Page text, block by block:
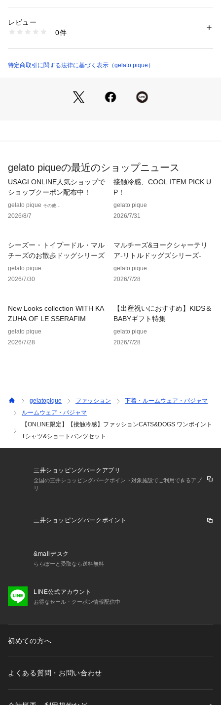
おしゃれな雑誌の表紙を飾る猫や犬たちをイメージした、可愛
くてユーモア溢れるファッションCATS&DOGSシリーズ。ひん
ラスを掛けたり、ネックレスでドレスアップしたり、ちょっぴ
ケットが付いた機能的な1枚です。犬柄と猫柄で分かれている
デザインなので、お好みでチョイスしていただけます。ギフト
画像のカラーが異なる場合もございます。予めご了承くださ
い。
商品の色味は、商品単品画像をご参照下さい。
ある場合がございますので、予めご了承ください。
【パンツ】ウエスト:68cm,股上:107cm,股下:32.1/38.6cm,わ
たり幅:9.5cm,裾幅:34cm,スリット丈:35cm,c:
ェア・パジャマ
ウレタン7%/裏地:ポリエステル65%、レーヨン35%
PWCT262362 （ショップ）
レビュー
0件
特定商取引に関する法律に基づく表示（gelato pique）
gelato piqueの最近のショップニュース
USAGI ONLINE人気ショップで
ショップクーポン配布中！
gelato pique その他...
2026/8/7
接触冷感、COOL ITEM PICK U
P！
gelato pique
2026/7/31
シーズー・トイプードル・マル
チーズのお散歩ドッグシリーズ
gelato pique
2026/7/30
マルチーズ&ヨークシャーテリ
ア-リトルドッグズシリーズ-
gelato pique
2026/7/28
New Looks collection WITH KA
ZUHA OF LE SSERAFIM
gelato pique
2026/7/28
【出産祝いにおすすめ】KIDS＆
BABYギフト特集
gelato pique
2026/7/28
gelatopique ファッション
下着・ルームウェア・パジャマ
ルームウェア・パジャマ
【ONLINE限定】【接触冷感】ファッションCATS&DOGS ワンポイント
Tシャツ&ショートパンツセット
三井ショッピングパークアプリ
全国の三井ショッピングパークポイント対象施設でご利用できるアプ
リ
三井ショッピングパークポイント
&mallデスク
ららぽーと受取なら送料無料
LINE公式アカウント
お得なセール・クーポン情報配信中
初めての方へ
よくある質問・お問い合わせ